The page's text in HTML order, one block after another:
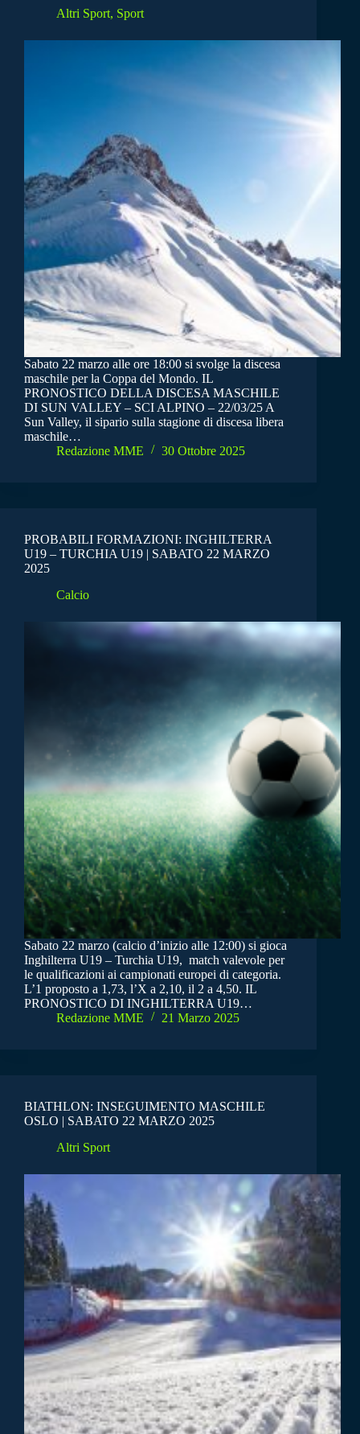
Altri Sport, Sport
Sabato 22 marzo alle ore 18:00 si svolge la discesa
maschile per la Coppa del Mondo. IL
PRONOSTICO DELLA DISCESA MASCHILE
DI SUN VALLEY – SCI ALPINO – 22/03/25 A
Sun Valley, il sipario sulla stagione di discesa libera
maschile…
Redazione MME
30 Ottobre 2025
PROBABILI FORMAZIONI: INGHILTERRA
U19 – TURCHIA U19 | SABATO 22 MARZO
2025
Calcio
Sabato 22 marzo (calcio d’inizio alle 12:00) si gioca
Inghilterra U19 – Turchia U19, match valevole per
le qualificazioni ai campionati europei di categoria.
L’1 proposto a 1,73, l’X a 2,10, il 2 a 4,50. IL
PRONOSTICO DI INGHILTERRA U19…
Redazione MME
21 Marzo 2025
BIATHLON: INSEGUIMENTO MASCHILE
OSLO | SABATO 22 MARZO 2025
Altri Sport